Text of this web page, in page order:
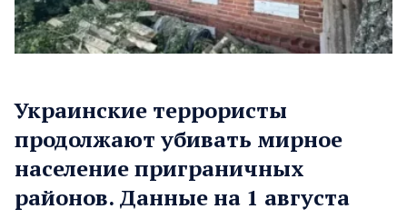
Украинские террористы
продолжают убивать мирное
население приграничных
районов. Данные на 1 августа